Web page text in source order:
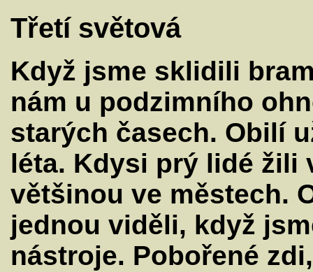
Třetí světová
Když jsme sklidili
nám u podzimního
starých časech. Obilí
léta. Kdysi prý lidé žili
většinou ve městech.
jednou viděli, když
nástroje. Pobořené